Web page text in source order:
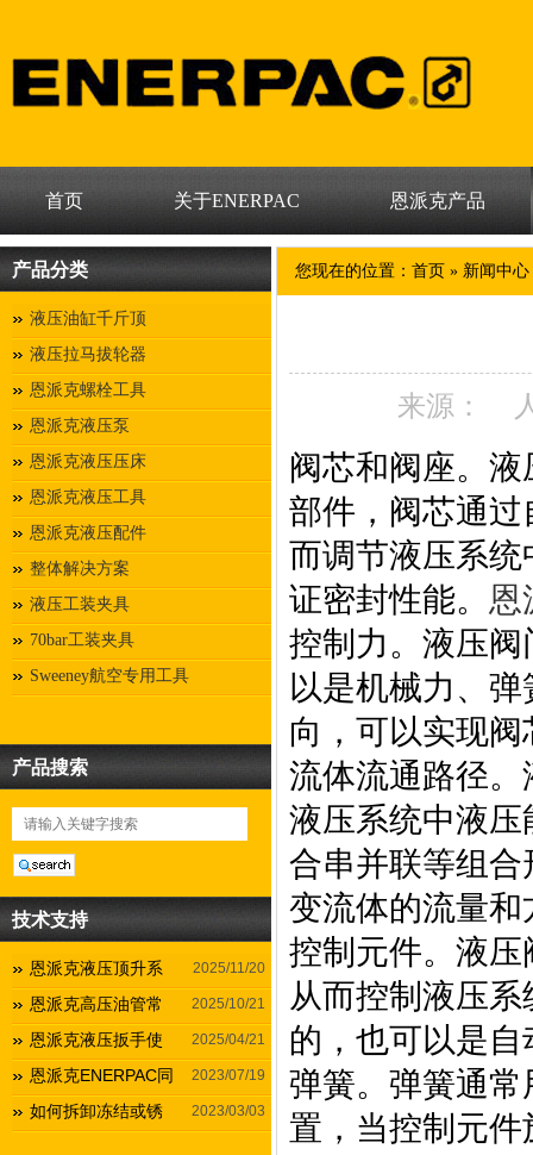
首页 关于ENERPAC 恩派克产品
产品分类
液压油缸千斤顶
液压拉马拔轮器
恩派克螺栓工具
恩派克液压泵
恩派克液压压床
恩派克液压工具
恩派克液压配件
整体解决方案
液压工装夹具
70bar工装夹具
Sweeney航空专用工具
产品搜索
技术支持
2025/11/20
恩派克液压顶升系
2025/10/21
恩派克高压油管常
2025/04/21
恩派克液压扳手使
2023/07/19
恩派克ENERPAC同
2023/03/03
如何拆卸冻结或锈
您现在的位置： 首页 » 新闻中心
来源：
阀芯和阀座。
部件，阀芯通
而调节液压系
证密封性能。 恩
控制力。液压
以是机械力、
向，可以实现
流体流通路径
液压系统中液
合串并联等组
变流体的流量和
控制元件。液
从而控制液压
的，也可以是
弹簧。弹簧通
置，当控制元